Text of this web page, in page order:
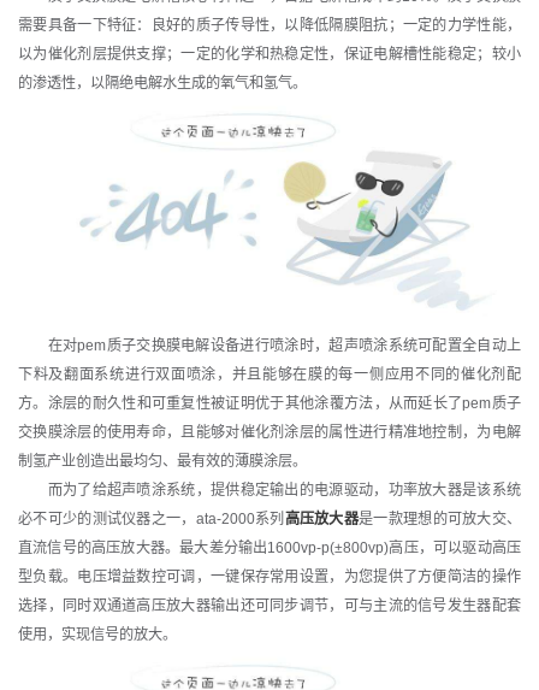
需要具备一下特征：良好的质子传导性，以降低隔膜阻抗；一定的力学性能，
以为催化剂层提供支撑；一定的化学和热稳定性，保证电解槽性能稳定；较小
的渗透性，以隔绝电解水生成的氧气和氢气。
在对pem质子交换膜电解设备进行喷涂时，超声喷涂系统可配置全自动上
下料及翻面系统进行双面喷涂，并且能够在膜的每一侧应用不同的催化剂配
方。涂层的耐久性和可重复性被证明优于其他涂覆方法，从而延长了pem质子
交换膜涂层的使用寿命，且能够对催化剂涂层的属性进行精准地控制，为电解
制氢产业创造出最均匀、最有效的薄膜涂层。
而为了给超声喷涂系统，提供稳定输出的电源驱动，功率放大器是该系统
必不可少的测试仪器之一，ata-2000系列 高压放大器是一款理想的可放大交、
直流信号的高压放大器。最大差分输出1600vp-p(±800vp)高压，可以驱动高压
型负载。电压增益数控可调，一键保存常用设置，为您提供了方便简洁的操作
选择，同时双通道高压放大器输出还可同步调节，可与主流的信号发生器配套
使用，实现信号的放大。